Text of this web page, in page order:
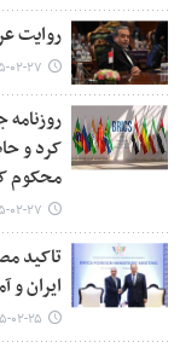
روایت
۱۴۰۵-۰۲-
کرد و
محکوم
۱۴۰۵-۰۲-
تاکید
ایران و
۱۴۰۵-۰۲-